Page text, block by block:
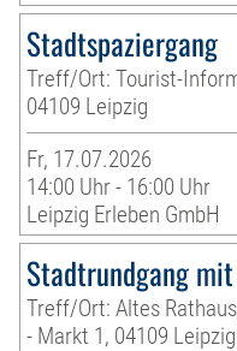
Stadtspaziergang
Treff/Ort: Tourist-
04109 Leipzig
Fr, 17.07.2026
14:00 Uhr - 16:00 Uhr
Leipzig Erleben GmbH
Stadtrundgang
Treff/Ort: Altes
- Markt 1, 04109 Leipzig